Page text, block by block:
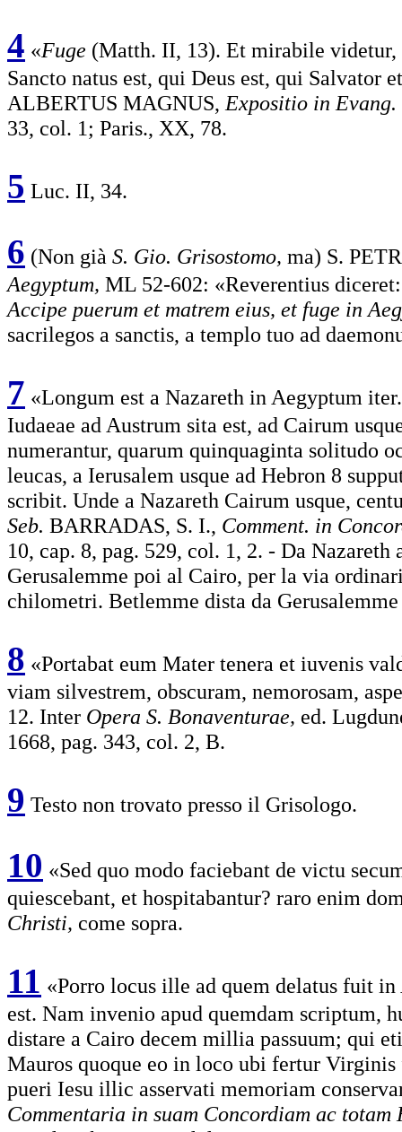
4 «Fuge (Matth. II, 13). Et mirabile
Sancto natus est, qui Deus est, qui Salvator
ALBERTUS MAGNUS, Expositio in
33, col. 1; Paris., XX, 78.
5 Luc. II, 34.
6 (Non già S. Gio. Grisostomo, ma) S.
Aegyptum, ML 52-602: «Reverentius
Accipe puerum et matrem eius, et fuge in
sacrilegos a sanctis, a templo tuo ad
7 «Longum est a Nazareth in Aegyptum
Iudaeae ad Austrum sita est, ad Cairum
numerantur, quarum quinquaginta solitudo
leucas, a Ierusalem usque ad Hebron 8
scribit. Unde a Nazareth Cairum usque,
Seb. BARRADAS, S. I., Comment. in
10, cap. 8, pag. 529, col. 1, 2. - Da
Gerusalemme poi al Cairo, per la via
chilometri. Betlemme dista da
8 «Portabat eum Mater tenera et iuvenis
viam silvestrem, obscuram, nemorosam,
12. Inter Opera S. Bonaventurae, ed.
1668, pag. 343, col. 2, B.
9 Testo non trovato presso il Grisologo.
10 «Sed quo modo faciebant de victu
quiescebant, et hospitabantur? raro enim
Christi, come sopra.
11 «Porro locus ille ad quem delatus fuit
est. Nam invenio apud quemdam scriptum,
distare a Cairo decem millia passuum; qui
Mauros quoque eo in loco ubi fertur
pueri Iesu illic asservati memoriam
Commentaria in suam Concordiam ac